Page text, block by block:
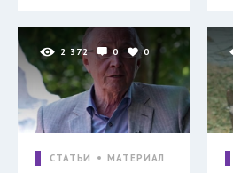
2 372 0 0
СТАТЬИ МАТЕРИАЛ